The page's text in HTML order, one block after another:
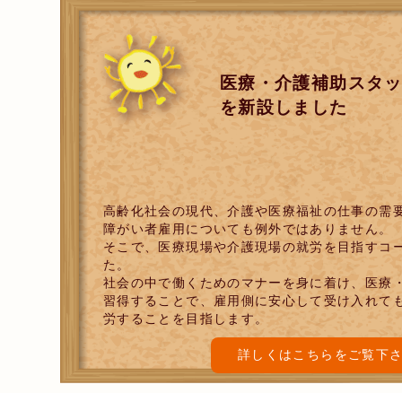
医療・介護補助スタ
を新設しました
高齢化社会の現代、介護や医療福祉の仕事の需
障がい者雇用についても例外ではありません。
そこで、医療現場や介護現場の就労を目指すコ
た。
社会の中で働くためのマナーを身に着け、医療
習得することで、雇用側に安心して受け入れて
労することを目指します。
詳しくはこちらをご覧下